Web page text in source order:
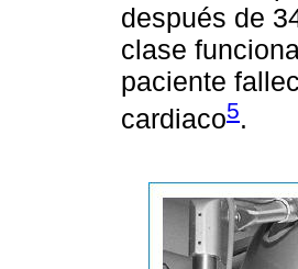
después de
clase
paciente
cardiaco5.